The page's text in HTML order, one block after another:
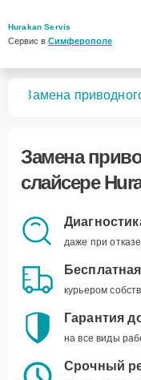
Hurakan Servis
Сервис в Симферополе
Замена
Замена
слайсере
даже при
курьером
Гарантия
на все виды
Срочный